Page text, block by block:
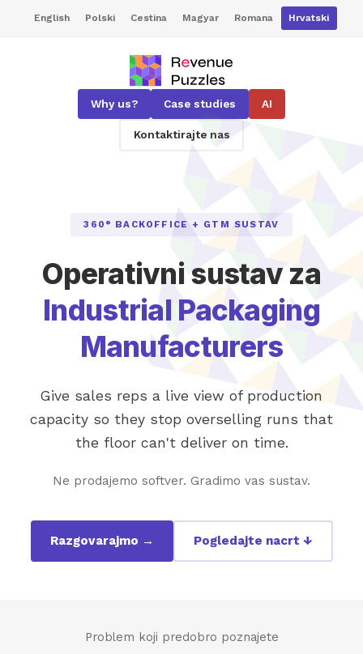
English Polski Cestina Magyar Romana Hrvatski
Why us? Case studies AI
Kontaktirajte nas
360° BACKOFFICE + GTM SUSTAV
Operativni sustav za
Industrial Packaging
Manufacturers
Give sales reps a live view of production
capacity so they stop overselling runs that
the floor can't deliver on time.
Ne prodajemo softver. Gradimo vas sustav.
Razgovarajmo → Pogledajte nacrt ↓
Problem koji predobro poznajete